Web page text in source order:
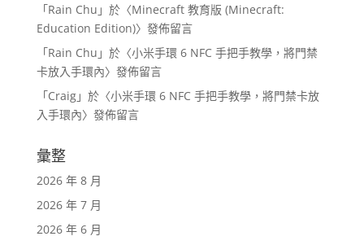
「Rain Chu 」於〈Minecraft 教育版 (Minecraft:
Education Edition)〉發佈留言
「Rain Chu 」於〈小米手環 6 NFC 手把手教學，將門禁
卡放入手環內〉發佈留言
「Craig」於〈小米手環 6 NFC 手把手教學，將門禁卡放
入手環內〉發佈留言
彙整
2026 年 8 月
2026 年 7 月
2026 年 6 月